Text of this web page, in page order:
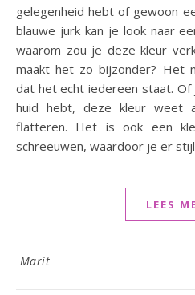
gelegenheid hebt of gewoon
blauwe jurk kan je look naar
waarom zou je deze kleur
maakt het zo bijzonder? Het
dat het echt iedereen staat. Of
huid hebt, deze kleur weet
flatteren. Het is ook een
schreeuwen, waardoor je er
LEES
Marit